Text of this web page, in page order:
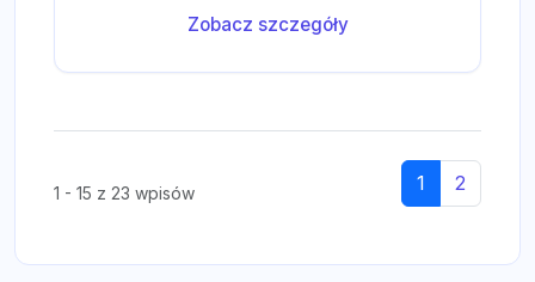
Zobacz szczegóły
1 - 15 z 23 wpisów 1 2